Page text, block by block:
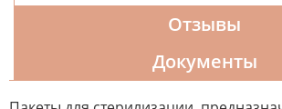
Отзывы
Документы